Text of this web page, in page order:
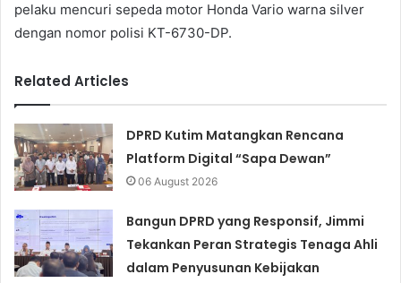
pelaku mencuri sepeda motor Honda Vario warna silver
dengan nomor polisi KT-6730-DP.
Related Articles
DPRD Kutim Matangkan Rencana
Platform Digital “Sapa Dewan”
06 August 2026
Bangun DPRD yang Responsif, Jimmi
Tekankan Peran Strategis Tenaga Ahli
dalam Penyusunan Kebijakan